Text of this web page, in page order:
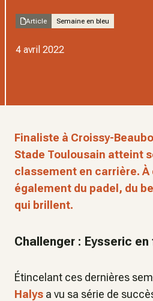
Article Semaine en bleu
4 avril 2022
Finaliste à Croissy-
Stade Toulousain atteint
classement en carrière. À
également du padel, du
qui brillent.
Challenger : Eysseric
Étincelant ces dernières
Halys a vu sa série de